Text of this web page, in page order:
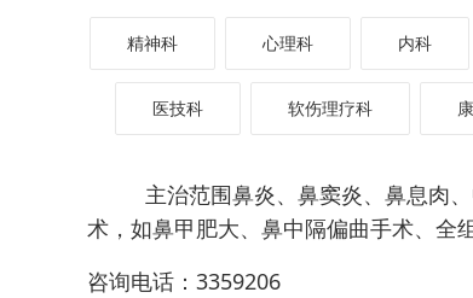
精神科 心理科 内科
医技科 软伤理疗科
主治范围鼻炎、鼻窦炎、鼻息肉
术，如鼻甲肥大、鼻中隔偏曲手术、全
咨询电话：3359206